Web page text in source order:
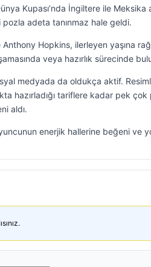
Kupası’nda İngiltere ile Meksika
pozla adeta tanınmaz hale geldi.
Hopkins, ilerleyen yaşına
veya hazırlık sürecinde
medyada da oldukça aktif.
hazırladığı tariflere kadar pek
aldı.
enerjik hallerine beğeni ve